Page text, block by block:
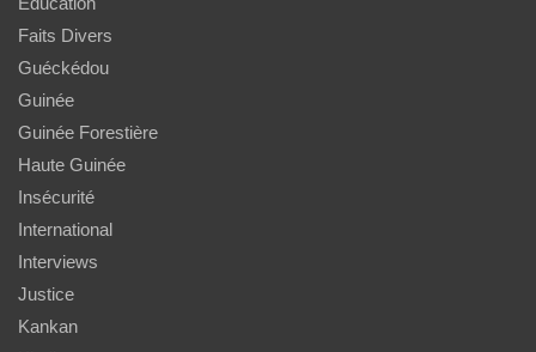
Faits Divers
Guéckédou
Guinée
Guinée Forestière
Haute Guinée
Insécurité
International
Interviews
Justice
Kankan